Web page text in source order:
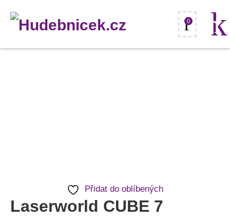
0
Přidat do oblíbených
Laserworld CUBE 7